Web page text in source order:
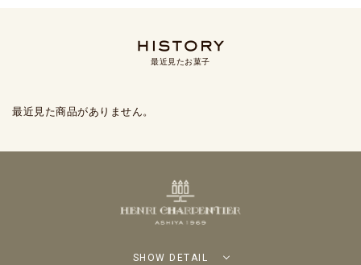
最近見たお菓子
最近見た商品がありません。
SHOW DETAIL